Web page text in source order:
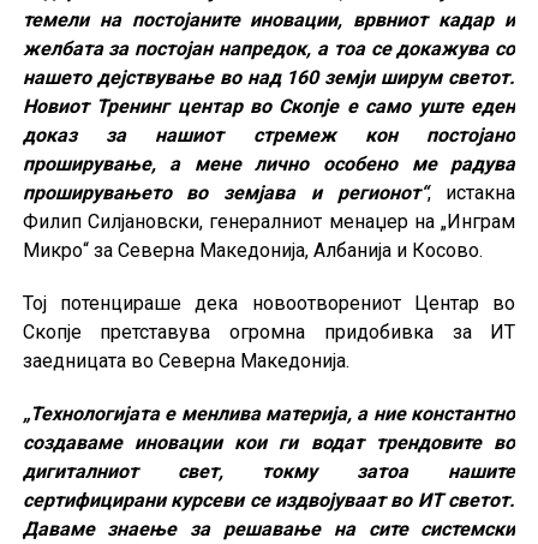
темели на постојаните иновации, врвниот кадар и
желбата за постојан напредок, а тоа се докажува со
нашето дејствување во над 160 земји ширум светот.
Новиот Тренинг центар во Скопје е само уште еден
доказ за нашиот стремеж кон постојано
проширување, а мене лично особено ме радува
проширувањето во земјава и регионот“, истакна
Филип Силјановски, генералниот менаџер на „Инграм
Микро“ за Северна Македонија, Албанија и Косово.
Тој потенцираше дека новоотворениот Центар во
Скопје претставува огромна придобивка за ИТ
заедницата во Северна Македонија.
„Технологијата е менлива материја, а ние константно
создаваме иновации кои ги водат трендовите во
дигиталниот свет, токму затоа нашите
сертифицирани курсеви се издвојуваат во ИТ светот.
Даваме знаење за решавање на сите системски